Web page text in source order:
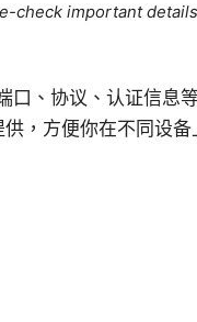
check important
、协议、认证信息等
，方便你在不同设备